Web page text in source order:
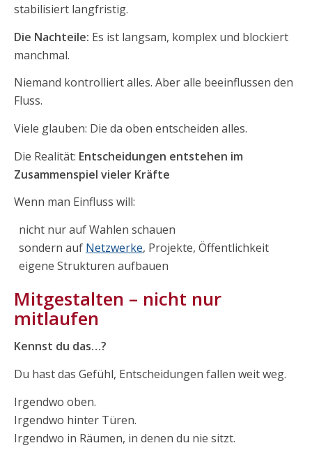
stabilisiert langfristig.
Die Nachteile: Es ist langsam, komplex und blockiert
manchmal.
Niemand kontrolliert alles. Aber alle beeinflussen den
Fluss.
Viele glauben: Die da oben entscheiden alles.
Die Realität: Entscheidungen entstehen im
Zusammenspiel vieler Kräfte
Wenn man Einfluss will:
nicht nur auf Wahlen schauen
sondern auf Netzwerke, Projekte, Öffentlichkeit
eigene Strukturen aufbauen
Mitgestalten – nicht nur
mitlaufen
Kennst du das…?
Du hast das Gefühl, Entscheidungen fallen weit weg.
Irgendwo oben.
Irgendwo hinter Türen.
Irgendwo in Räumen, in denen du nie sitzt.